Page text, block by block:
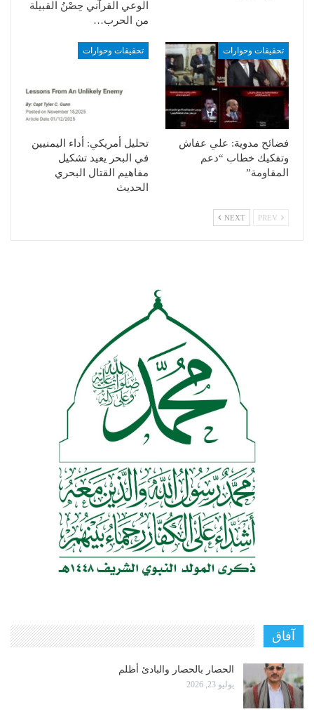
الوعي القرآني حِصْنُ القبيلة
من الحرب…
تحقيقات وحوارات
فضائح مدوية: علي عفاش
وتفكيك خطاب “دعم
المقاومة”
تحقيقات وحوارات
تحليل أمريكي: أداء اليمنيين
في البحر يعيد تشكيل
مفاهيم القتال البحري
الحديث
NEXT
آفاق
الحصار بالحصار والبادئ أظلم
يوليو 23, 2026